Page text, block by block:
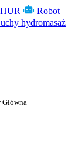
Robot
hydromasaż
Główna